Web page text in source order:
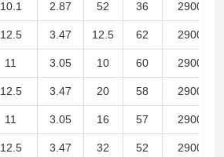
10.1 2.87 52 36 2900
12.5 3.47 12.5 62 2900
11 3.05 10 60 2900
12.5 3.47 20 58 2900
11 3.05 16 57 2900
12.5 3.47 32 52 2900